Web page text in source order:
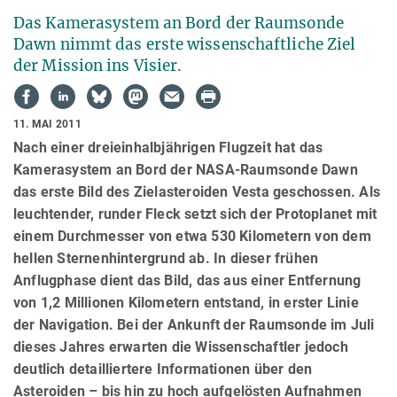
Das Kamerasystem an Bord der Raumsonde
Dawn nimmt das erste wissenschaftliche Ziel
der Mission ins Visier.
11. MAI 2011
Nach einer dreieinhalbjährigen Flugzeit hat das
Kamerasystem an Bord der NASA-Raumsonde Dawn
das erste Bild des Zielasteroiden Vesta geschossen. Als
leuchtender, runder Fleck setzt sich der Protoplanet mit
einem Durchmesser von etwa 530 Kilometern von dem
hellen Sternenhintergrund ab. In dieser frühen
Anflugphase dient das Bild, das aus einer Entfernung
von 1,2 Millionen Kilometern entstand, in erster Linie
der Navigation. Bei der Ankunft der Raumsonde im Juli
dieses Jahres erwarten die Wissenschaftler jedoch
deutlich detailliertere Informationen über den
Asteroiden – bis hin zu hoch aufgelösten Aufnahmen